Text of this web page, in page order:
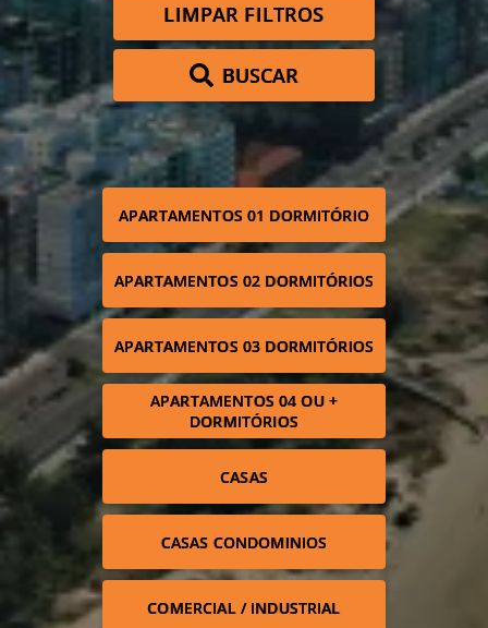
LIMPAR FILTROS
BUSCAR
APARTAMENTOS 01 DORMITÓRIO
APARTAMENTOS 02 DORMITÓRIOS
APARTAMENTOS 03 DORMITÓRIOS
APARTAMENTOS 04 OU +
DORMITÓRIOS
CASAS
CASAS CONDOMINIOS
COMERCIAL / INDUSTRIAL